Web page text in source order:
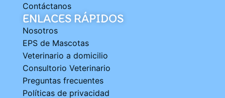
Contáctanos
ENLACES RÁPIDOS
Nosotros
EPS de Mascotas
Veterinario a domicilio
Consultorio Veterinario
Preguntas frecuentes
Políticas de privacidad